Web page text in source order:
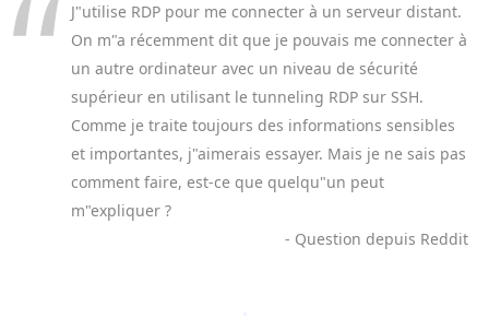
J"utilise RDP pour me connecter à un serveur distant.
On m"a récemment dit que je pouvais me connecter à
un autre ordinateur avec un niveau de sécurité
supérieur en utilisant le tunneling RDP sur SSH.
Comme je traite toujours des informations sensibles
et importantes, j"aimerais essayer. Mais je ne sais pas
comment faire, est-ce que quelqu"un peut
m"expliquer ?
- Question depuis Reddit